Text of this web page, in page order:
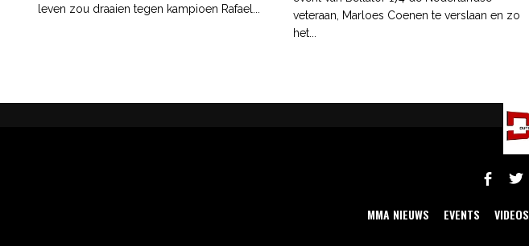
leven zou draaien tegen kampioen Rafael...
veteraan, Marloes Coenen te verslaan en zo
het...
MMA NIEUWS EVENTS VIDEOS